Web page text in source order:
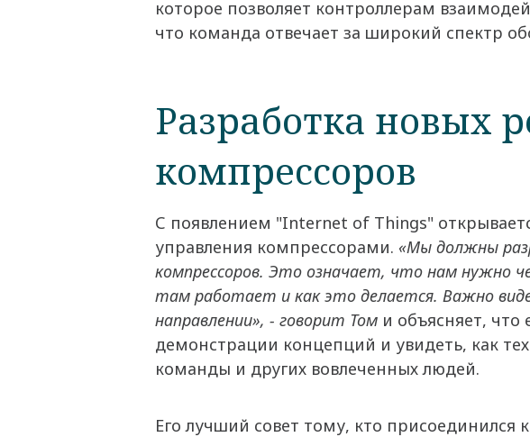
которое позволяет контроллерам
что команда отвечает за широкий спектр
Разработка новых
компрессоров
С появлением "Internet of Things"
управления компрессорами. «Мы должны
компрессоров. Это означает, что нам нужно
там работает и как это делается. Важно
направлении», - говорит Том и объясняет, что
демонстрации концепций и увидеть, как
команды и других вовлеченных людей.
Его лучший совет тому, кто